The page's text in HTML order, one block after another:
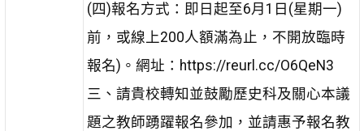
(四)報名方式：即日起至6月1日(星期一)
前，或線上200人額滿為止，不開放臨時
報名)。網址：https://reurl.cc/O6QeN3
三、請貴校轉知並鼓勵歷史科及關心本議
題之教師踴躍報名參加，並請惠予報名教